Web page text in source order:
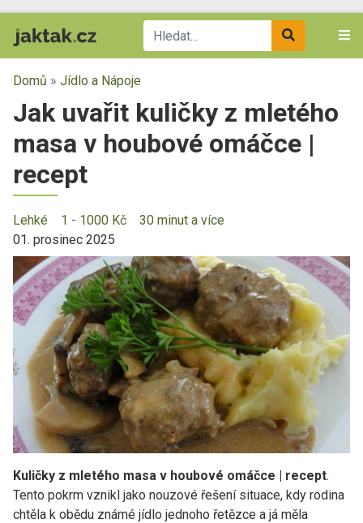
Domů » Jídlo a Nápoje
Jak uvařit kuličky z mletého
masa v houbové omáčce |
recept
Lehké 1 - 1000 Kč
30 minut a více
01. prosinec 2025
Kuličky z mletého masa v houbové omáčce | recept.
Tento pokrm vznikl jako nouzové řešení situace, kdy rodina
chtěla k obědu známé jídlo jednoho řetězce a já měla